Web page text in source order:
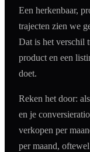
Een herkenbaar,
trajecten zien we
Dat is het verschil
product en een
doet.
Reken het door:
en je
verkopen per
per maand,